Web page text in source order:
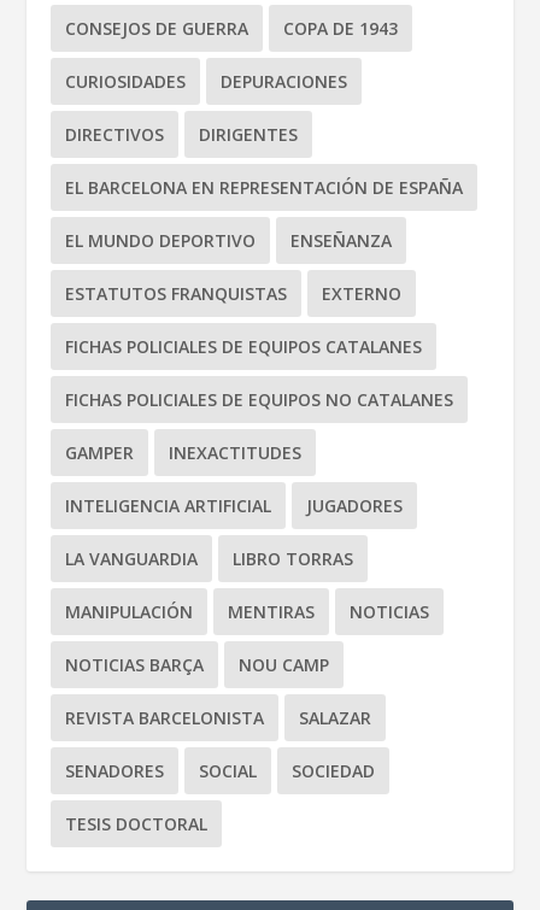
CONSEJOS DE GUERRA COPA DE 1943
CURIOSIDADES DEPURACIONES
DIRECTIVOS DIRIGENTES
EL BARCELONA EN REPRESENTACIÓN DE ESPAÑA
EL MUNDO DEPORTIVO ENSEÑANZA
ESTATUTOS FRANQUISTAS EXTERNO
FICHAS POLICIALES DE EQUIPOS CATALANES
FICHAS POLICIALES DE EQUIPOS NO CATALANES
GAMPER INEXACTITUDES
INTELIGENCIA ARTIFICIAL JUGADORES
LA VANGUARDIA LIBRO TORRAS
MANIPULACIÓN MENTIRAS NOTICIAS
NOTICIAS BARÇA NOU CAMP
REVISTA BARCELONISTA SALAZAR
SENADORES SOCIAL SOCIEDAD
TESIS DOCTORAL